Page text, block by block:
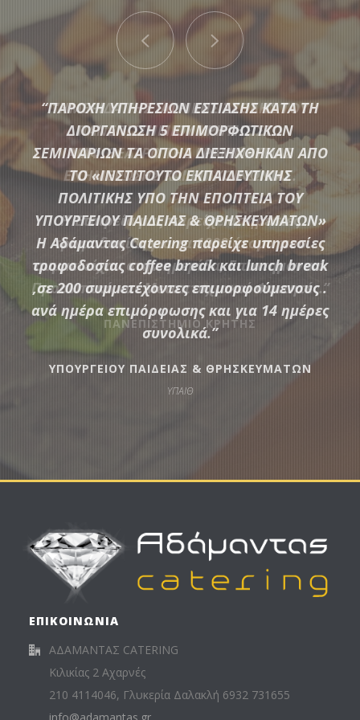
Μια μεγάλη ποικιλία από τις πιο σύγχρονες προτάσεις της
αγοράς συνθέτουν τον εξοπλισμό που διαθέτει η
Αδάμαντας Catering για να υποστηρίξουμε τις ξεχωριστές
ανάγκες κάθε εκδήλωσης.
ΠΕΡΙΣΣΟΤΕΡΑ
“ΠΑΡΟΧΗ ΥΠΗΡΕΣΙΩΝ ΕΣΤΙΑΣΗΣ ΚΑΤΑ ΤΗ
ΔΙΟΡΓΑΝΩΣΗ 5 ΕΠΙΜΟΡΦΩΤΙΚΩΝ
ΣΕΜΙΝΑΡΙΩΝ ΤΑ ΟΠΟΙΑ ΔΙΕΞΗΧΘΗΚΑΝ ΑΠΟ
ΤΟ «ΙΝΣΤΙΤΟΥΤΟ ΕΚΠΑΙΔΕΥΤΙΚΗΣ
ΠΟΛΙΤΙΚΗΣ ΥΠΟ ΤΗΝ ΕΠΟΠΤΕΙΑ ΤΟΥ
ΥΠΟΥΡΓΕΙΟΥ ΠΑΙΔΕΙΑΣ & ΘΡΗΣΚΕΥΜΑΤΩΝ»
Η Αδάμαντας Catering παρείχε υπηρεσίες
τροφοδοσίας coffee break και lunch break
,σε 200 συμμετέχοντες επιμορφούμενους .
ανά ημέρα επιμόρφωσης και για 14 ημέρες
συνολικά.”
ΥΠΟΥΡΓΕΙΟΥ ΠΑΙΔΕΙΑΣ & ΘΡΗΣΚΕΥΜΑΤΩΝ
ΥΠΑΙΘ
ΕΠΙΚΟΙΝΩΝΙΑ
ΑΔΑΜΑΝΤΑΣ CATERING
Κιλικίας 2 Αχαρνές
210 4114046, Γλυκερία Δαλακλή 6932 731655